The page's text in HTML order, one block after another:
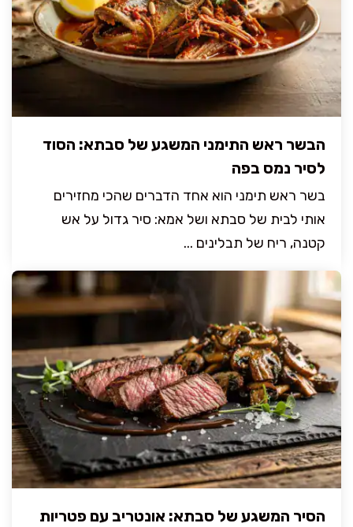
הבשר ראש התימני המשגע של סבתא: הסוד
לסיר נמס בפה
בשר ראש תימני הוא אחד הדברים שהכי מחזירים
אותי לבית של סבתא ושל אמא: סיר גדול על אש
קטנה, ריח של תבלינים ...
הסיר המשגע של סבתא: אונטריב עם פטריות